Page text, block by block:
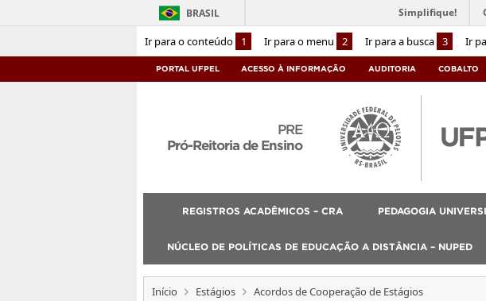
Ir para o conteúdo 1 Ir para o menu 2 Ir para a busca 3 Ir
BRASIL Simplifique!
PORTAL UFPEL ACESSO À INFORMAÇÃO AUDITORIA COBALTO
PRE
Pró-Reitoria de Ensino
REGISTROS ACADÊMICOS – CRA PEDAGOGIA
NÚCLEO DE POLÍTICAS DE EDUCAÇÃO A DISTÂNCIA – NUPED
Início Estágios Acordos de Cooperação de Estágios